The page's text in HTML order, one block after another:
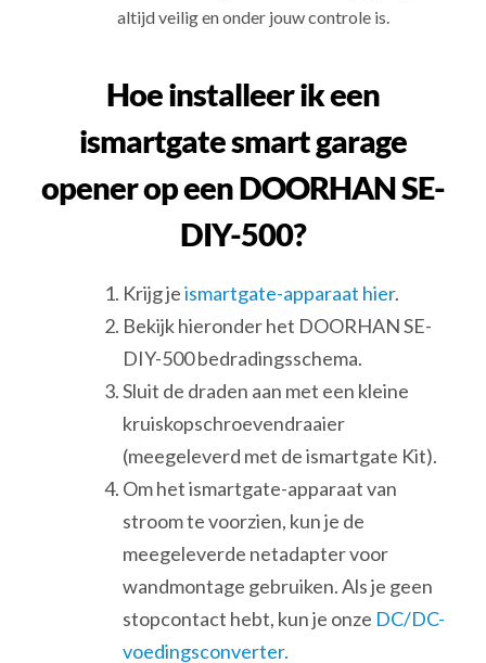
altijd veilig en onder jouw controle is.
Hoe installeer ik een
ismartgate smart garage
opener op een DOORHAN SE-
DIY-500?
Krijg jeismartgate-apparaat hier.
Bekijk hieronder het DOORHAN SE-
DIY-500 bedradingsschema.
Sluit de draden aan met een kleine
kruiskopschroevendraaier
(meegeleverd met de ismartgate Kit).
Om het ismartgate-apparaat van
stroom te voorzien, kun je de
meegeleverde netadapter voor
wandmontage gebruiken. Als je geen
stopcontact hebt, kun je onze DC/DC-
voedingsconverter.